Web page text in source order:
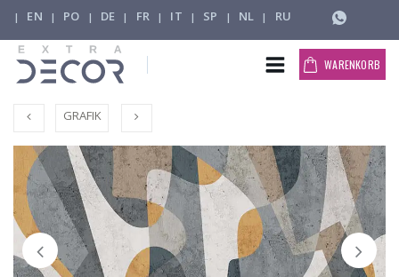
| EN | PO | DE | FR | IT | SP | NL | RU
WARENKORB
GRAFIK